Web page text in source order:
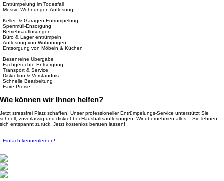
Entrümpelung im Todesfall
Messie-Wohnungen Auflösung
Keller- & Garagen-Entrümpelung
Sperrmüll-Ensorgung
Betriebsauflösungen
Büro & Lager entrümpeln
Auflösung von Wohnungen
Entsorgung von Möbeln & Küchen
Besenreine Übergabe
Fachgerechte Entsorgung
Transport & Service
Diskretion & Verständnis
Schnelle Bearbeitung
Faire Preise
Wie können wir Ihnen helfen?
Jetzt stressfrei Platz schaffen! Unser professioneller Entrümpelungs-Service unterstützt Sie
schnell, zuverlässig und diskret bei Haushaltsauflösungen. Wir übernehmen alles – Sie lehnen
sich entspannt zurück. Jetzt kostenlos beraten lassen!
Einfach kennenlernen!